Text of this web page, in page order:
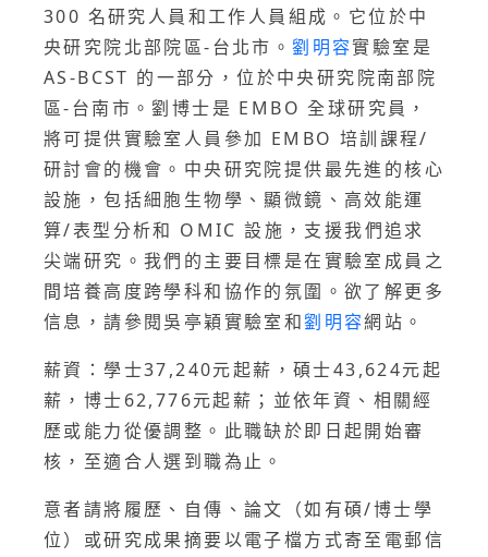
300 名研究人員和工作人員組成。它位於中
央研究院北部院區-台北市。劉明容實驗室是
AS-BCST 的一部分，位於中央研究院南部院
區-台南市。劉博士是 EMBO 全球研究員，
將可提供實驗室人員參加 EMBO 培訓課程/
研討會的機會。中央研究院提供最先進的核心
設施，包括細胞生物學、顯微鏡、高效能運
算/表型分析和 OMIC 設施，支援我們追求
尖端研究。我們的主要目標是在實驗室成員之
間培養高度跨學科和協作的氛圍。欲了解更多
信息，請參閱吳亭穎實驗室和劉明容網站。
薪資：學士37,240元起薪，碩士43,624元起
薪，博士62,776元起薪；並依年資、相關經
歷或能力從優調整。此職缺於即日起開始審
核，至適合人選到職為止。
意者請將履歷、自傳、論文（如有碩/博士學
位）或研究成果摘要以電子檔方式寄至電郵信